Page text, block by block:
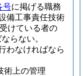
号に掲げる職務
備工事責任技術
けている者の
らない。
わなければなら
術上の管理